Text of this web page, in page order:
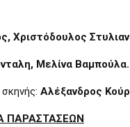
Χριστόδουλος
Μελίνα Βαμπούλα.
Αλέξανδρος
ΠΑΡΑΣΤΑΣΕΩΝ